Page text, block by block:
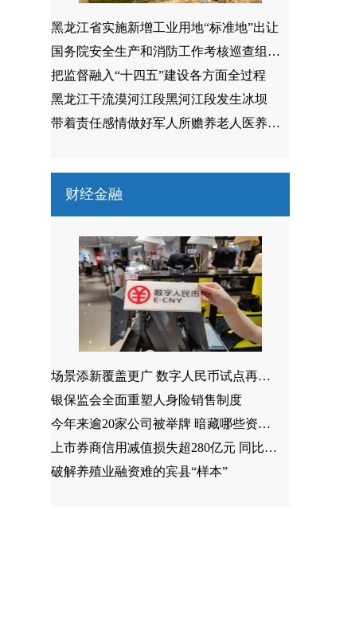
黑龙江省实施新增工业用地“标准地”出让
国务院安全生产和消防工作考核巡查组来我省开展考核巡查
把监督融入“十四五”建设各方面全过程
黑龙江干流漠河江段黑河江段发生冰坝
带着责任感情做好军人所赡养老人医养保障工作
财经金融
场景添新覆盖更广 数字人民币试点再扩容
银保监会全面重塑人身险销售制度
今年来逾20家公司被举牌 暗藏哪些资本新趋势？
上市券商信用减值损失超280亿元 同比增长近71%
破解养殖业融资难的宾县“样本”